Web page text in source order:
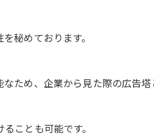
秘めております。
ため、企業から見た際の広告塔
ことも可能です。